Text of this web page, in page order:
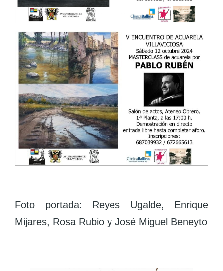
Foto portada: Reyes Ugalde, Enrique
Mijares, Rosa Rubio y José Miguel Beneyto